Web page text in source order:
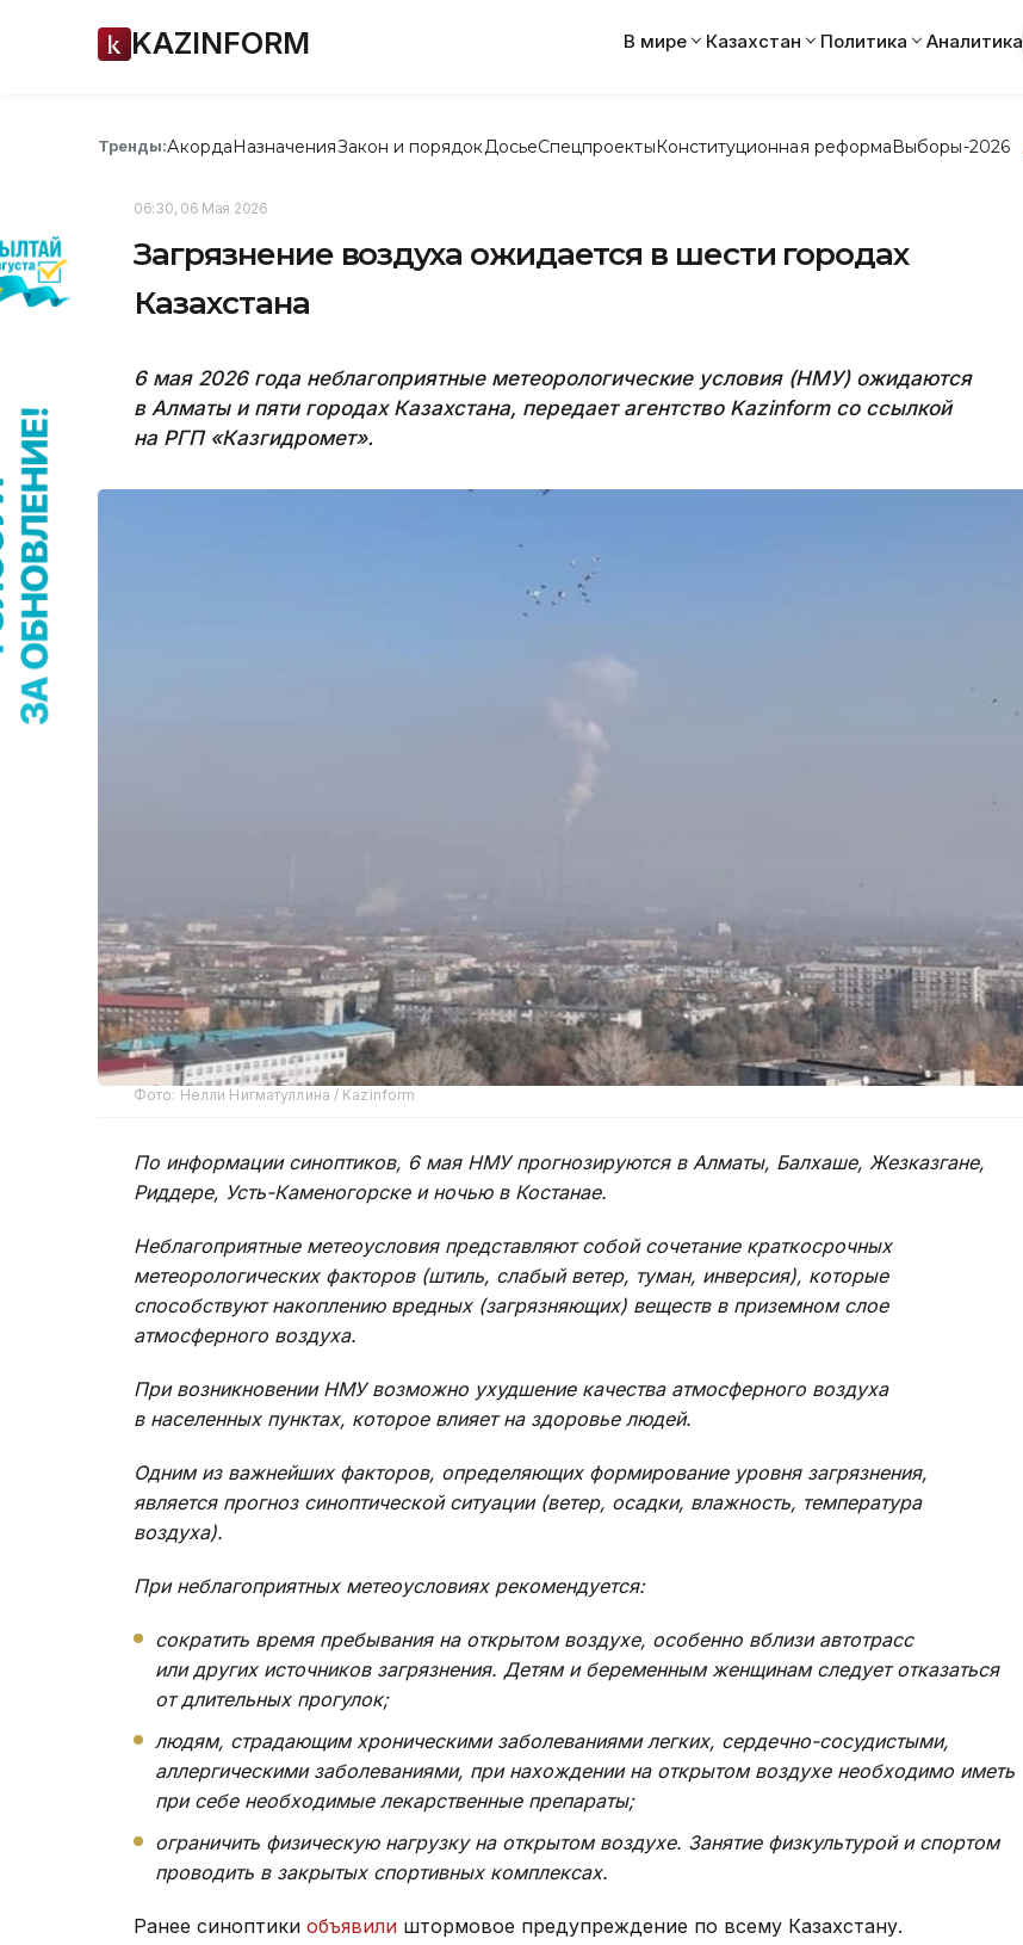
KAZINFORM В мире Казахстан Политика Аналитика
Тренды:АкордаНазначенияЗакон и порядок ДосьеСпецпроектыКонституционная реформаВыборы-2026
06:30, 06 Мая 2026
Загрязнение воздуха ожидается в шести городах
Казахстана
6 мая 2026 года неблагоприятные метеорологические условия (НМУ) ожидаются
в Алматы и пяти городах Казахстана, передает агентство Kazinform со ссылкой
на РГП «Казгидромет».
Фото: Нелли Нигматуллина / Kazinform
По информации синоптиков, 6 мая НМУ прогнозируются в Алматы, Балхаше, Жезказгане,
Риддере, Усть-Каменогорске и ночью в Костанае.
Неблагоприятные метеоусловия представляют собой сочетание краткосрочных
метеорологических факторов (штиль, слабый ветер, туман, инверсия), которые
способствуют накоплению вредных (загрязняющих) веществ в приземном слое
атмосферного воздуха.
При возникновении НМУ возможно ухудшение качества атмосферного воздуха
в населенных пунктах, которое влияет на здоровье людей.
Одним из важнейших факторов, определяющих формирование уровня загрязнения,
является прогноз синоптической ситуации (ветер, осадки, влажность, температура
воздуха).
При неблагоприятных метеоусловиях рекомендуется:
сократить время пребывания на открытом воздухе, особенно вблизи автотрасс
или других источников загрязнения. Детям и беременным женщинам следует отказаться
от длительных прогулок;
людям, страдающим хроническими заболеваниями легких, сердечно-сосудистыми,
аллергическими заболеваниями, при нахождении на открытом воздухе необходимо иметь
при себе необходимые лекарственные препараты;
ограничить физическую нагрузку на открытом воздухе. Занятие физкультурой и спортом
проводить в закрытых спортивных комплексах.
Ранее синоптики объявили штормовое предупреждение по всему Казахстану.